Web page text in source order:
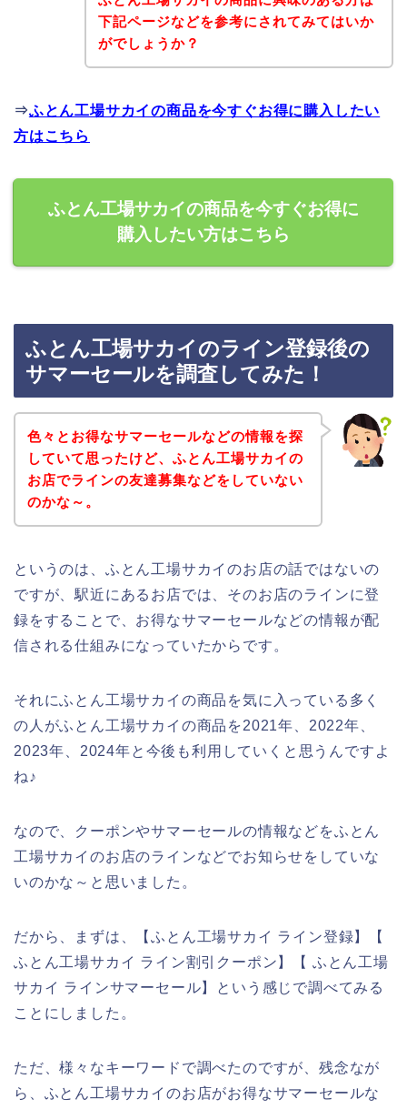
下記ページなどを参考にされてみてはいか
がでしょうか？
⇒ふとん工場サカイの商品を今すぐお得に購入したい
方はこちら
ふとん工場サカイの商品を今すぐお得に
購入したい方はこちら
ふとん工場サカイのライン登録後の
サマーセールを調査してみた！
色々とお得なサマーセールなどの情報を探
していて思ったけど、ふとん工場サカイの
お店でラインの友達募集などをしていない
のかな～。
というのは、ふとん工場サカイのお店の話ではないの
ですが、駅近にあるお店では、そのお店のラインに登
録をすることで、お得なサマーセールなどの情報が配
信される仕組みになっていたからです。
それにふとん工場サカイの商品を気に入っている多く
の人がふとん工場サカイの商品を2021年、2022年、
2023年、2024年と今後も利用していくと思うんですよ
ね♪
なので、クーポンやサマーセールの情報などをふとん
工場サカイのお店のラインなどでお知らせをしていな
いのかな～と思いました。
だから、まずは、【ふとん工場サカイ ライン登録】【
ふとん工場サカイ ライン割引クーポン】【 ふとん工場
サカイ ラインサマーセール】という感じで調べてみる
ことにしました。
ただ、様々なキーワードで調べたのですが、残念なが
ら、ふとん工場サカイのお店がお得なサマーセールな